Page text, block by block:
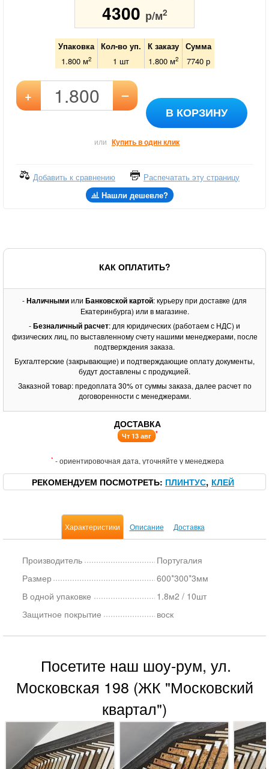
4300 р/м2
Упаковка Кол-во уп. К заказу
Сумма
1.800 м2 1 шт 1.800м2 7740р
+ –
В КОРЗИНУ
или Купить в один клик
Добавить к сравнению
Распечатать эту страницу
Нашли дешевле?
КАК ОПЛАТИТЬ?
-Наличнымиили Банковской картой: курьеру при доставке (для
Екатеринбурга) или в магазине.
-Безналичный расчет: для юридических (работаем с НДС) и
физических лиц, по выставленному счету нашими менеджерами, после
подтверждения заказа.
Бухгалтерские (закрывающие) и подтверждающие оплату документы,
будут доставлены с продукцией.
Заказной товар: предоплата 30% от суммы заказа, далее расчет по
договоренности с менеджерами.
ДОСТАВКА
Чт 13 авг *
* - ориентировочная дата, уточняйте у менеджера
РЕКОМЕНДУЕМ ПОСМОТРЕТЬ ПЛИНТУС КЛЕЙ
Характеристики Описание Доставка
Производитель
Португалия
Размер
600*300*3мм
В одной упаковке
1.8м2 / 10шт
Защитное покрытие
воск
Посетите наш шоу-рум, ул.
Московская 198 (ЖК "Московский
квартал")